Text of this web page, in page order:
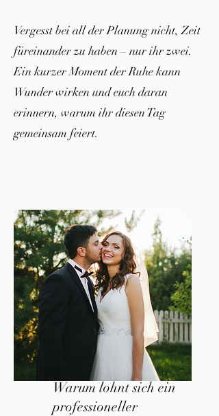
Vergesst bei all der Planung nicht, Zeit
füreinander zu haben – nur ihr zwei.
Ein kurzer Moment der Ruhe kann
Wunder wirken und euch daran
erinnern, warum ihr diesen Tag
gemeinsam feiert.
Warum lohnt sich ein
professioneller